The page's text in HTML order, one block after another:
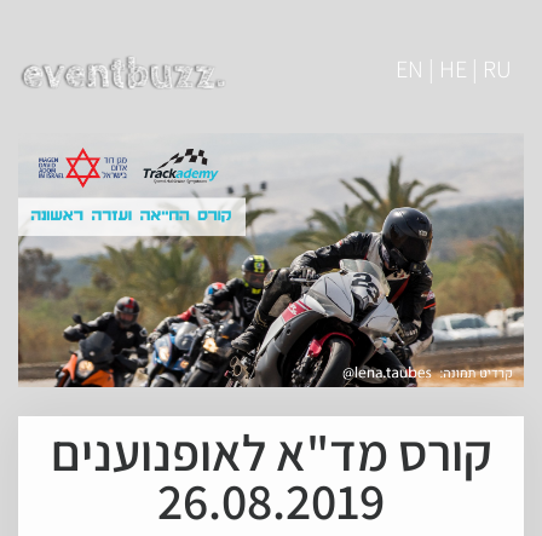
EN | HE | RU
קורס מד"א לאופנוענים
26.08.2019